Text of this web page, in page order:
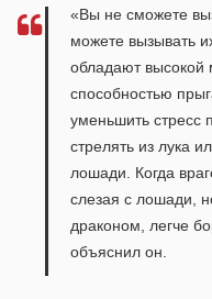
«Вы не сможете
можете вызывать
обладают высокой
способностью
уменьшить стресс
стрелять из лука
лошади. Когда
слезая с лошади,
драконом, легче
объяснил он.